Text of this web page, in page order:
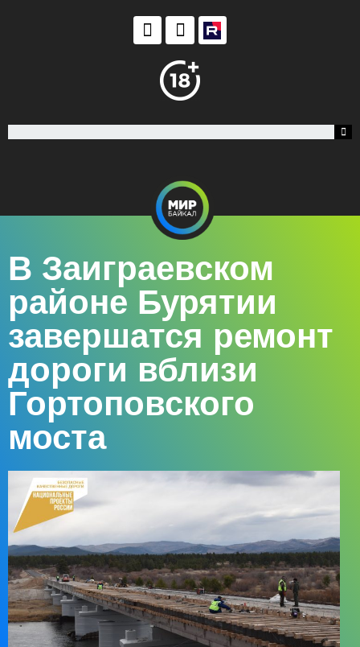
В Заиграевском
районе Бурятии
завершатся ремонт
дороги вблизи
Гортоповского
моста